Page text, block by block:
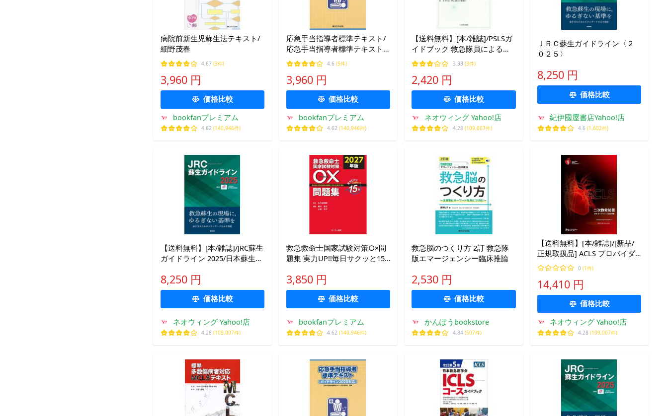
病院前新生児蘇生法テキスト/
細野茂春
4.67 (3件)
3,960 円
価格比較
bookfanプレミアム
4.62 (140,946件)
応急手当指導者標準テキスト/
応急手当指導者標準テキスト
改訂委員会
4.6 (5件)
3,960 円
価格比較
bookfanプレミアム
4.62 (140,946件)
【送料無料】[本/雑誌]/PSLSガ
イドブック 救急隊員による脳
卒中の観察・処置の標準化
2015/日本臨床救急医学会/監修
PCEC・PSLS改訂小委員会/編集
3.33 (3件)
2,420 円
価格比較
ネオウィング Yahoo!店
4.28 (109,007件)
ＪＲＣ蘇生ガイドライン〈２
０２５〉
8,250 円
価格比較
紀伊國屋書店Yahoo!店
4.6 (1,602件)
【送料無料】[本/雑誌]/JRC蘇生
ガイドライン 2025/日本蘇生協
8,250 円
価格比較
ネオウィング Yahoo!店
4.28 (109,007件)
救急救命士国家試験対策○×問
題集 実力UP!!毎日サクッと15
哲生/小菅宇之
3,850 円
価格比較
bookfanプレミアム
4.62 (140,946件)
救急脳のつくり方 2訂 救急隊
版エマージェンシー臨床推論
2,530 円
価格比較
かんぽうbookstore
4.84(507件)
【送料無料】[本/雑誌]/[新品/
正規取扱品] ACLS プロバイダ
ーマニュアル 二次救命処置
(AHAガイドライン2020準
拠)/American Heart
Association/著
0 (1件)
14,410 円
価格比較
ネオウィング Yahoo!店
4.28 (109,007件)